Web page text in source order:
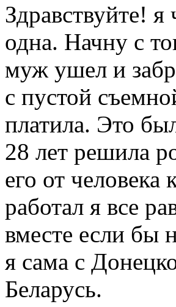
Здравствуйте!
одна. Начну с
муж ушел и
с пустой
платила. Это
28 лет решила
его от
работал я все
вместе если бы
я сама с
Беларусь.